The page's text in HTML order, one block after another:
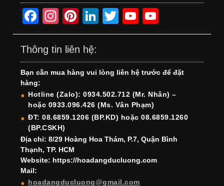
F
a
c
e
b
o
o
k
In
st
a
gr
a
m
Pi
nt
er
e
st
Li
n
e
dI
n
T
wi
er
Y
o
T
u
b
e
o
T
u
b
e
h
Thông tin liên hệ:
Bạn cần mua hàng vui lòng liên hệ trước để đặt
hàng:
Hotline (Zalo): 0934.502.712 (Mr. Nhân) –
hoặc 0933.096.426 (Ms. Vân Phạm)
ĐT: 08.6859.1206 (BP.KD) hoặc 08.6859.1260
(BP.CSKH)
Địa chỉ: 8/29 Hoàng Hoa Thám, P.7, Quận Bình
Thạnh, TP. HCM
Website: https://hoadangducluong.com
Mail:
hoadangducluong@gmail.com